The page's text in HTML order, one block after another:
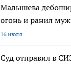
Малышева
огонь и ранил
16 июля
Суд отправил в